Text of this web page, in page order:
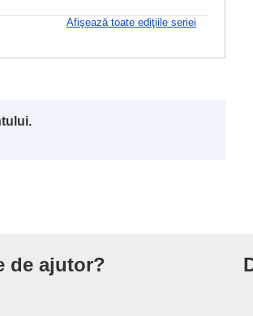
Afişează toate ediţiile seriei
de ajutor?